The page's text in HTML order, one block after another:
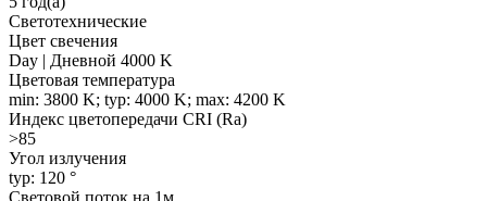
Светотехнические
Цвет свечения
Day | Дневной 4000 K
Цветовая температура
min: 3800 K; typ: 4000 K; max: 4200 K
Индекс цветопередачи CRI (Ra)
>85
Угол излучения
typ: 120 °
Световой поток на 1м